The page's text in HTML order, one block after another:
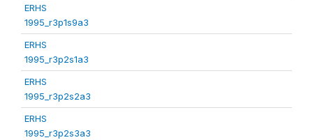
ERHS
1995_r3p1s9a3
ERHS
1995_r3p2s1a3
ERHS
1995_r3p2s2a3
ERHS
1995_r3p2s3a3